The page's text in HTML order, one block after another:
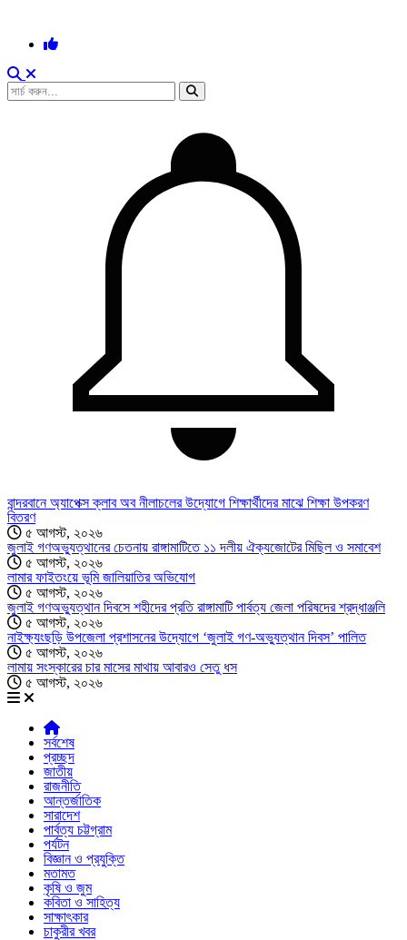
বান্দরবানে অ্যাপেক্স ক্লাব অব নীলাচলের উদ্যোগে শিক্ষার্থীদের মাঝে শিক্ষা উপকরণ
বিতরণ
৫ আগস্ট, ২০২৬
জুলাই গণঅভ্যুত্থানের চেতনায় রাঙ্গামাটিতে ১১ দলীয় ঐক্যজোটের মিছিল ও সমাবেশ
৫ আগস্ট, ২০২৬
লামার ফাইতংয়ে ভূমি জালিয়াতির অভিযোগ
৫ আগস্ট, ২০২৬
জুলাই গণঅভ্যুত্থান দিবসে শহীদের প্রতি রাঙ্গামাটি পার্বত্য জেলা পরিষদের শ্রদ্ধাঞ্জলি
৫ আগস্ট, ২০২৬
নাইক্ষ্যংছড়ি উপজেলা প্রশাসনের উদ্যোগে ‘জুলাই গণ-অভ্যুত্থান দিবস’ পালিত
৫ আগস্ট, ২০২৬
লামায় সংস্কারের চার মাসের মাথায় আবারও সেতু ধস
৫ আগস্ট, ২০২৬
সর্বশেষ
প্রচ্ছদ
জাতীয়
রাজনীতি
আন্তর্জাতিক
সারাদেশ
পার্বত্য চট্টগ্রাম
পর্যটন
বিজ্ঞান ও প্রযুক্তি
মতামত
কৃষি ও জুম
কবিতা ও সাহিত্য
সাক্ষাৎকার
চাকুরীর খবর